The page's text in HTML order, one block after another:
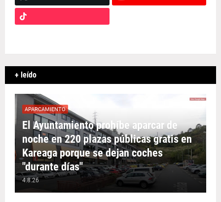
+ leído
APARCAMIENTO
El Ayuntamiento prohíbe aparcar de
noche en 220 plazas públicas gratis en
Kareaga porque se dejan coches
"durante días"
4.8.26